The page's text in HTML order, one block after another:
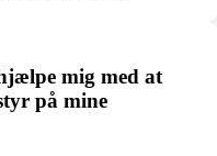
mig med at
på mine